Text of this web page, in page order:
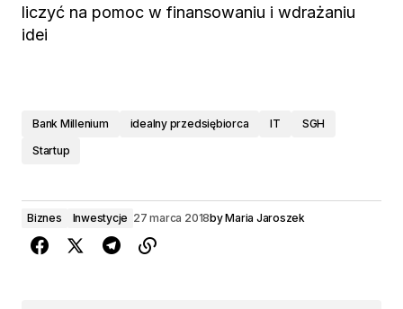
liczyć na pomoc w finansowaniu i wdrażaniu
idei
Bank Millenium idealny przedsiębiorca IT
SGH
Startup
Biznes Inwestycje 27 marca 2018byMaria Jaroszek